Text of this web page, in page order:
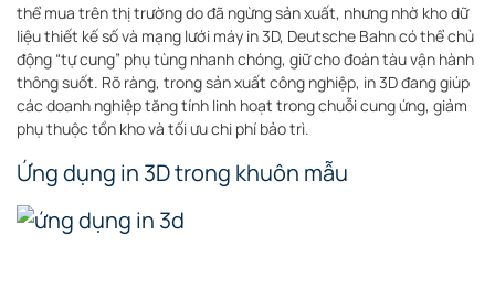
thể mua trên thị trường do đã ngừng sản xuất, nhưng nhờ kho dữ
liệu thiết kế số và mạng lưới máy in 3D, Deutsche Bahn có thể chủ
động “tự cung” phụ tùng nhanh chóng, giữ cho đoàn tàu vận hành
thông suốt. Rõ ràng, trong sản xuất công nghiệp, in 3D đang giúp
các doanh nghiệp tăng tính linh hoạt trong chuỗi cung ứng, giảm
phụ thuộc tồn kho và tối ưu chi phí bảo trì.
Ứng dụng in 3D trong khuôn mẫu